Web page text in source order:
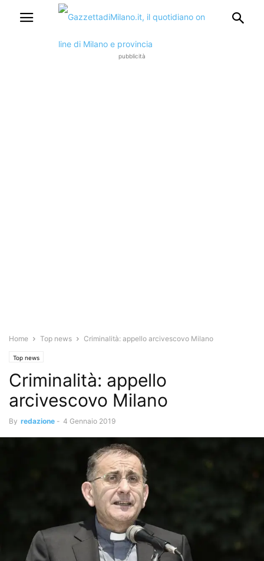
pubblicità
Home Top news Criminalità: appello arcivescovo Milano
Top news
Criminalità: appello
arcivescovo Milano
By redazione - 4 Gennaio 2019